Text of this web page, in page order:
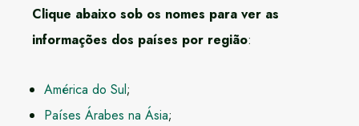
Clique abaixo sob os nomes para ver as
informações dos países por região:
América do Sul;
Países Árabes na Ásia;